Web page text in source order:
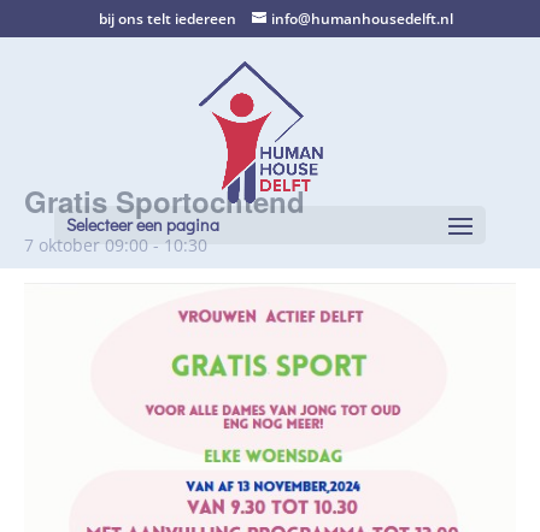
bij ons telt iedereen info@humanhousedelft.nl
Selecteer een pagina
Gratis Sportochtend
7 oktober 09:00 - 10:30